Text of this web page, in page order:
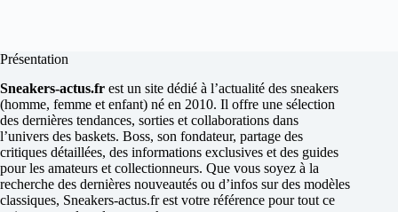
Présentation
Sneakers-actus.fr est un site dédié à l’actualité des sneakers
(homme, femme et enfant) né en 2010. Il offre une sélection
des dernières tendances, sorties et collaborations dans
l’univers des baskets. Boss, son fondateur, partage des
critiques détaillées, des informations exclusives et des guides
pour les amateurs et collectionneurs. Que vous soyez à la
recherche des dernières nouveautés ou d’infos sur des modèles
classiques, Sneakers-actus.fr est votre référence pour tout ce